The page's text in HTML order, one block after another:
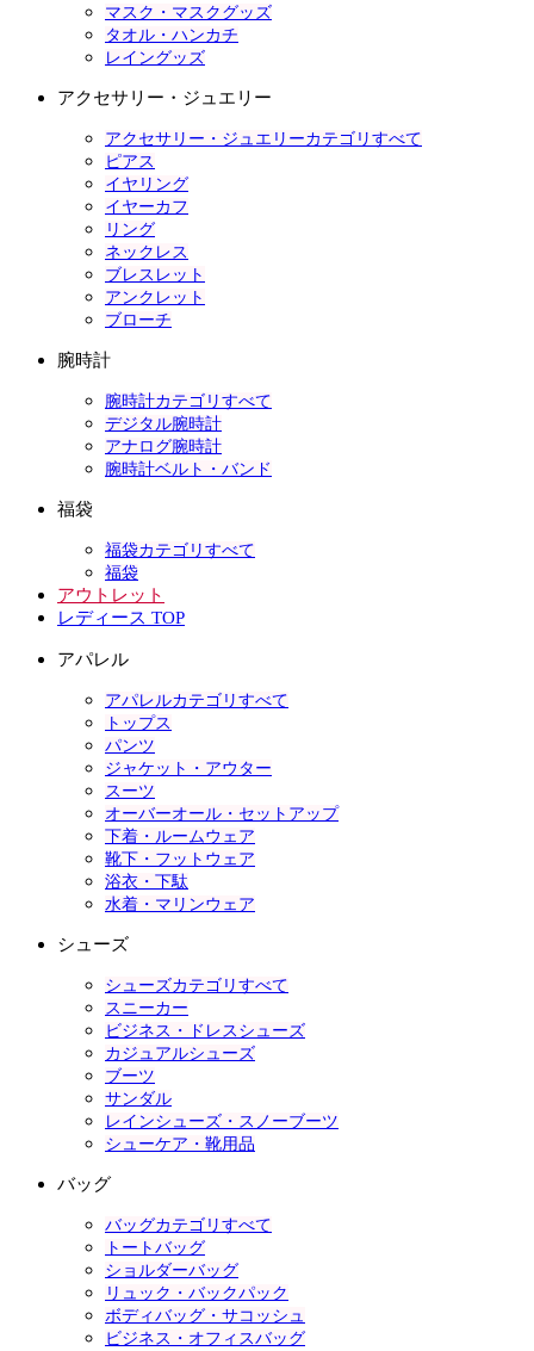
マスク・マスクグッズ
タオル・ハンカチ
レイングッズ
アクセサリー・ジュエリー
アクセサリー・ジュエリーカテゴリすべて
ピアス
イヤリング
イヤーカフ
リング
ネックレス
ブレスレット
アンクレット
ブローチ
腕時計
腕時計カテゴリすべて
デジタル腕時計
アナログ腕時計
腕時計ベルト・バンド
福袋
福袋カテゴリすべて
福袋
アウトレット
レディース TOP
アパレル
アパレルカテゴリすべて
トップス
パンツ
ジャケット・アウター
スーツ
オーバーオール・セットアップ
下着・ルームウェア
靴下・フットウェア
浴衣・下駄
水着・マリンウェア
シューズ
シューズカテゴリすべて
スニーカー
ビジネス・ドレスシューズ
カジュアルシューズ
ブーツ
サンダル
レインシューズ・スノーブーツ
シューケア・靴用品
バッグ
バッグカテゴリすべて
トートバッグ
ショルダーバッグ
リュック・バックパック
ボディバッグ・サコッシュ
ビジネス・オフィスバッグ